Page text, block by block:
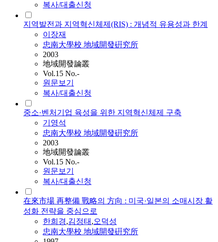
복사/대출신청
지역발전과 지역혁신체제(RIS) : 개념적 유용성과 한계
이장재
忠南大學校 地域開發硏究所
2003
地域開發論叢
Vol.15 No.-
원문보기
복사/대출신청
중소·벤처기업 육성을 위한 지역혁신체제 구축
기영석
忠南大學校 地域開發硏究所
2003
地域開發論叢
Vol.15 No.-
원문보기
복사/대출신청
在來市場 再整備 戰略의 方向 : 미국·일본의 소매시장 활
성화 전략을 중심으로
한희경,김정태 ,오덕성
忠南大學校 地域開發硏究所